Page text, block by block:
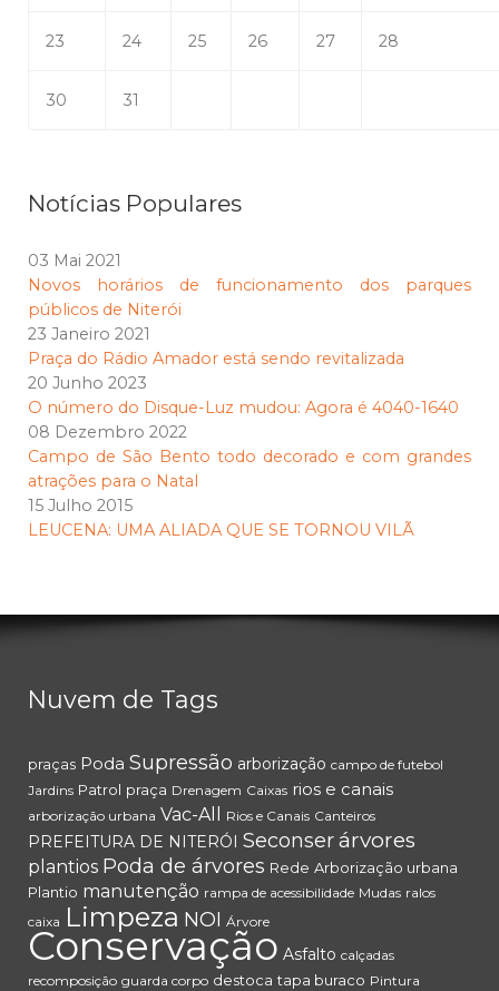
23 24 25 26 27 28
30 31
Notícias Populares
03 Mai 2021
Novos horários de funcionamento dos parques
públicos de Niterói
23 Janeiro 2021
Praça do Rádio Amador está sendo revitalizada
20 Junho 2023
O número do Disque-Luz mudou: Agora é 4040-1640
08 Dezembro 2022
Campo de São Bento todo decorado e com grandes
atrações para o Natal
15 Julho 2015
LEUCENA: UMA ALIADA QUE SE TORNOU VILÃ
Nuvem de Tags
praças Poda Supressão arborização campo de futebol
Jardins Patrol praça Drenagem Caixas rios e canais
arborização urbana Vac-All Rios e Canais Canteiros
PREFEITURA DE NITERÓI Seconserárvores
plantios Poda de árvores Rede Arborização urbana
Plantio manutenção rampa de acessibilidade Mudas ralos
caixa Limpeza NOI Árvore
Conservação Asfalto calçadas
recomposição guarda corpo destoca tapa buraco Pintura